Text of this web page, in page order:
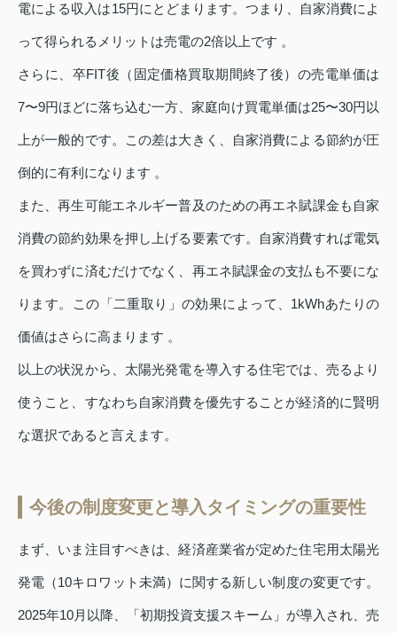
電による収入は15円にとどまります。つまり、自家消費によ
って得られるメリットは売電の2倍以上です 。
さらに、卒FIT後（固定価格買取期間終了後）の売電単価は
7〜9円ほどに落ち込む一方、家庭向け買電単価は25〜30円以
上が一般的です。この差は大きく、自家消費による節約が圧
倒的に有利になります 。
また、再生可能エネルギー普及のための再エネ賦課金も自家
消費の節約効果を押し上げる要素です。自家消費すれば電気
を買わずに済むだけでなく、再エネ賦課金の支払も不要にな
ります。この「二重取り」の効果によって、1kWhあたりの
価値はさらに高まります 。
以上の状況から、太陽光発電を導入する住宅では、売るより
使うこと、すなわち自家消費を優先することが経済的に賢明
な選択であると言えます。
今後の制度変更と導入タイミングの重要性
まず、いま注目すべきは、経済産業省が定めた住宅用太陽光
発電（10キロワット未満）に関する新しい制度の変更です。
2025年10月以降、「初期投資支援スキーム」が導入され、売